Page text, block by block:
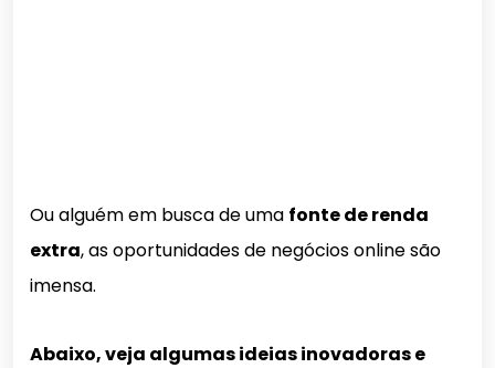
Ou alguém em busca de uma fonte de renda
extra, as oportunidades de negócios online são
imensa.
Abaixo, veja algumas ideias inovadoras e